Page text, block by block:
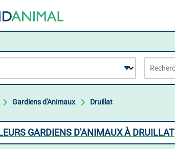
Gardiens d'Animaux Druillat
GARDIENS D'ANIMAUX À DRUILLAT